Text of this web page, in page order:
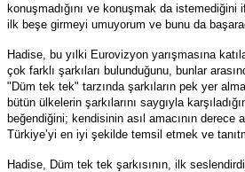
konuşmadığını ve konuşmak da
ilk beşe girmeyi umuyorum ve bunu da
Hadise, bu yılki Eurovizyon yarışmasına
çok farklı şarkıları bulunduğunu, bunlar
"Düm tek tek" tarzında şarkıların pek yer
bütün ülkelerin şarkılarını saygıyla
beğendiğini; kendisinin asıl amacının derece
Türkiye’yi en iyi şekilde temsil etmek ve
Hadise, Düm tek tek şarkısının, ilk